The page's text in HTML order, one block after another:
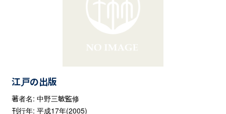
江戸の出版
著者名: 中野三敏監修
刊行年: 平成17年(2005)